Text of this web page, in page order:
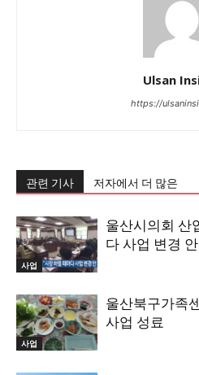
Ulsan
https://
관련 기사 저자에서 더 많은
사업
울산시의회 산
다 사업 변경 안
사업
울산북구가족
사업 성료